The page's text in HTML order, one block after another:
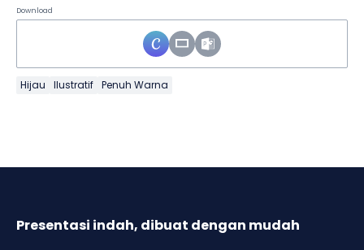
Download
Hijau Ilustratif Penuh Warna
Presentasi indah, dibuat dengan mudah